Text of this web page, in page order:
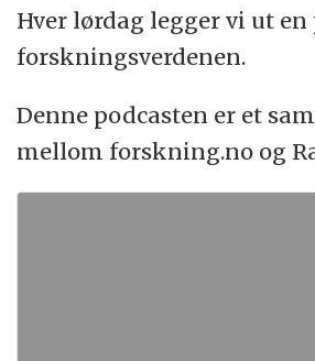
Hver lørdag legger vi ut en
forskningsverdenen.
Denne podcasten er et
mellom forskning.no og